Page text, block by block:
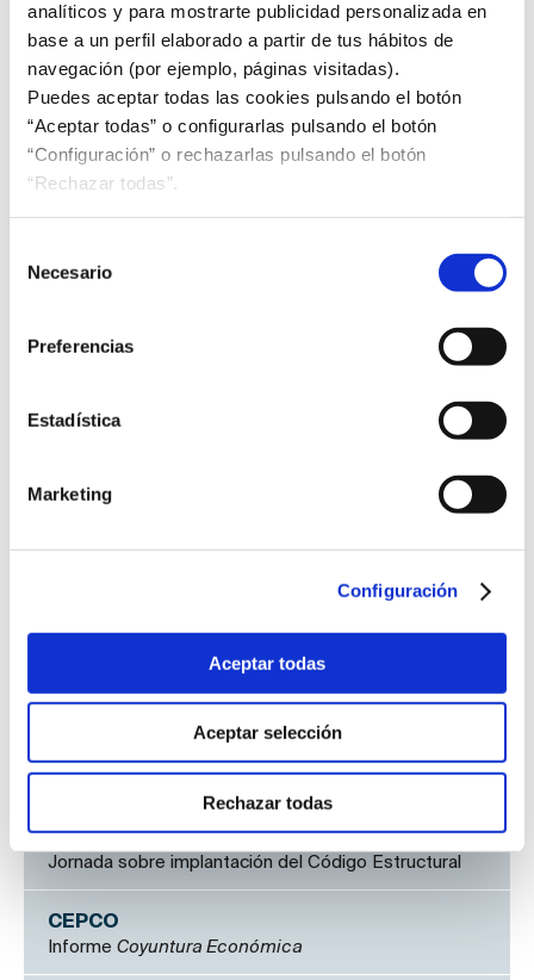
analíticos y para mostrarte publicidad personalizada en
base a un perfil elaborado a partir de tus hábitos de
navegación (por ejemplo, páginas visitadas).
Puedes aceptar todas las cookies pulsando el botón
“Aceptar todas” o configurarlas pulsando el botón
“Configuración” o rechazarlas pulsando el botón
“Rechazar todas”.
Necesario
Preferencias
Estadística
Marketing
Configuración
Aceptar todas
Aceptar selección
Rechazar todas
Subcomité UNE de Gestión de servicios de TI y
Gobierno de TI
Internacional
Asociados
AEC
AFME
Actividad de ReCAIB en 2024
Fallece Manuel Aguado
ANEFHOP
Jornada sobre implantación del Código Estructural
CEPCO
Informe Coyuntura Económica